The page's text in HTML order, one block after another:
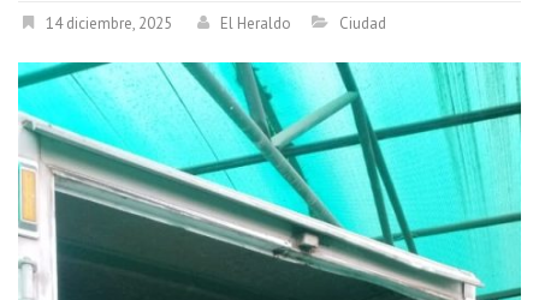
14 diciembre, 2025 El Heraldo Ciudad